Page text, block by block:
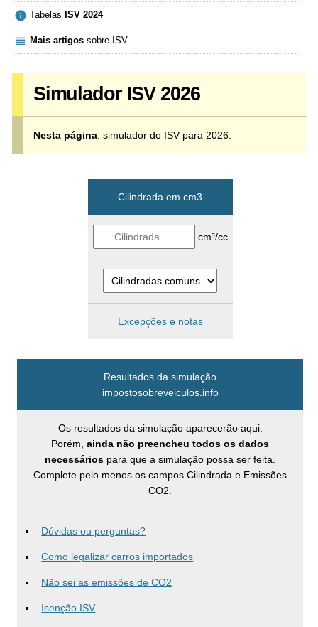
 Tabelas ISV 2024
 Mais artigossobre ISV
Simulador ISV 2026
Nesta página: simulador do ISV para 2026.
Cilindrada em cm3
cm³/cc
Excepções e notas
Resultados da simulação
impostosobreveiculos.info
Os resultados da simulação aparecerão aqui.
Porém,ainda não preencheu todos os dados
necessários para que a simulação possa ser feita.
Complete pelo menos os campos Cilindrada e Emissões
CO2.
Dúvidas ou perguntas?
Como legalizar carros importados
Não sei as emissões de CO2
Isenção ISV